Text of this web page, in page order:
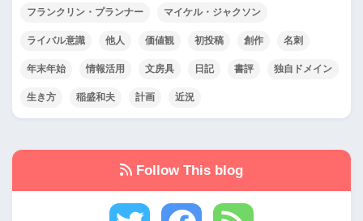
フランクリン・プランナー マイケル・ジャクソン
ライバル意識 他人 価値観 初投稿 創作 名刺
年末年始 情報活用 文房具 日記 書評 独自ドメイン
生き方 稲盛和夫 計画 近況
Follow This blog